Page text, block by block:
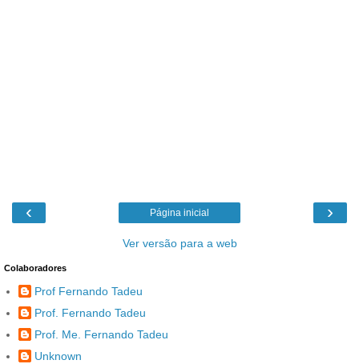
‹ ›
Página inicial
Ver versão para a web
Colaboradores
Prof Fernando Tadeu
Prof. Fernando Tadeu
Prof. Me. Fernando Tadeu
Unknown